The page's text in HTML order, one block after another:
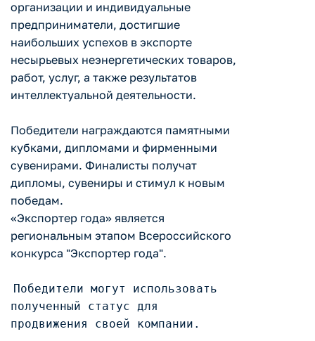
организации и индивидуальные
предприниматели, достигшие
наибольших успехов в экспорте
несырьевых неэнергетических товаров,
работ, услуг, а также результатов
интеллектуальной деятельности.
Победители награждаются памятными
кубками, дипломами и фирменными
сувенирами. Финалисты получат
дипломы, сувениры и стимул к новым
победам.
«Экспортер года» является
региональным этапом Всероссийского
конкурса "Экспортер года".
Победители могут использовать
полученный статус для
продвижения своей компании.